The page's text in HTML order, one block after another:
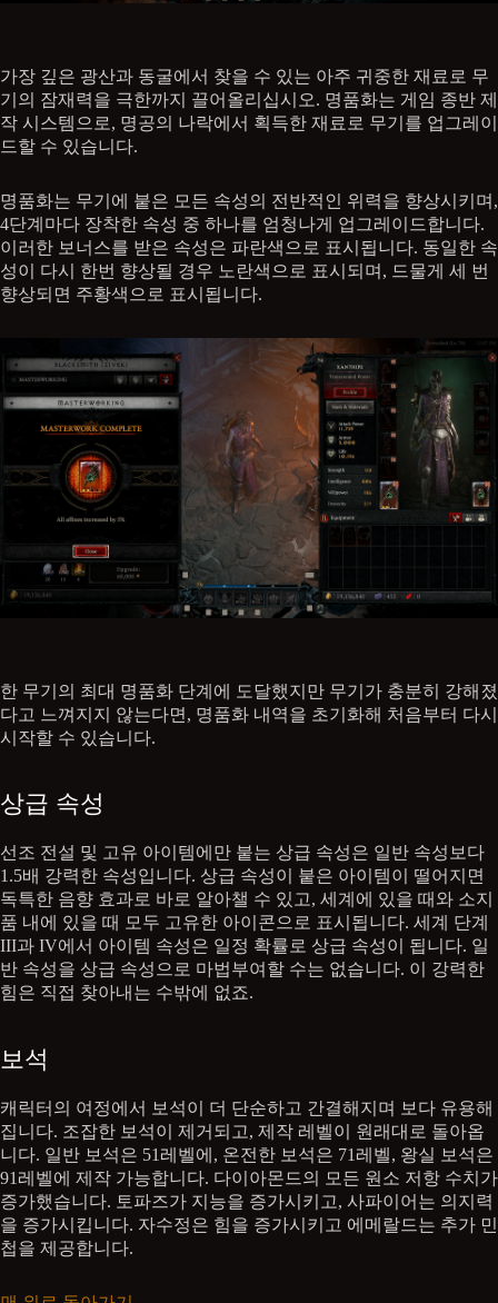
가장 깊은 광산과 동굴에서 찾을 수 있는 아주 귀중한 재료로 무
기의 잠재력을 극한까지 끌어올리십시오. 명품화는 게임 종반 제
작 시스템으로, 명공의 나락에서 획득한 재료로 무기를 업그레이
드할 수 있습니다.
명품화는 무기에 붙은 모든 속성의 전반적인 위력을 향상시키며,
4단계마다 장착한 속성 중 하나를 엄청나게 업그레이드합니다.
이러한 보너스를 받은 속성은 파란색으로 표시됩니다. 동일한 속
성이 다시 한번 향상될 경우 노란색으로 표시되며, 드물게 세 번
향상되면 주황색으로 표시됩니다.
한 무기의 최대 명품화 단계에 도달했지만 무기가 충분히 강해졌
다고 느껴지지 않는다면, 명품화 내역을 초기화해 처음부터 다시
시작할 수 있습니다.
상급 속성
선조 전설 및 고유 아이템에만 붙는 상급 속성은 일반 속성보다
1.5배 강력한 속성입니다. 상급 속성이 붙은 아이템이 떨어지면
독특한 음향 효과로 바로 알아챌 수 있고, 세계에 있을 때와 소지
품 내에 있을 때 모두 고유한 아이콘으로 표시됩니다. 세계 단계
III과 IV에서 아이템 속성은 일정 확률로 상급 속성이 됩니다. 일
반 속성을 상급 속성으로 마법부여할 수는 없습니다. 이 강력한
힘은 직접 찾아내는 수밖에 없죠.
보석
캐릭터의 여정에서 보석이 더 단순하고 간결해지며 보다 유용해
집니다. 조잡한 보석이 제거되고, 제작 레벨이 원래대로 돌아옵
니다. 일반 보석은 51레벨에, 온전한 보석은 71레벨, 왕실 보석은
91레벨에 제작 가능합니다. 다이아몬드의 모든 원소 저항 수치가
증가했습니다. 토파즈가 지능을 증가시키고, 사파이어는 의지력
을 증가시킵니다. 자수정은 힘을 증가시키고 에메랄드는 추가 민
첩을 제공합니다.